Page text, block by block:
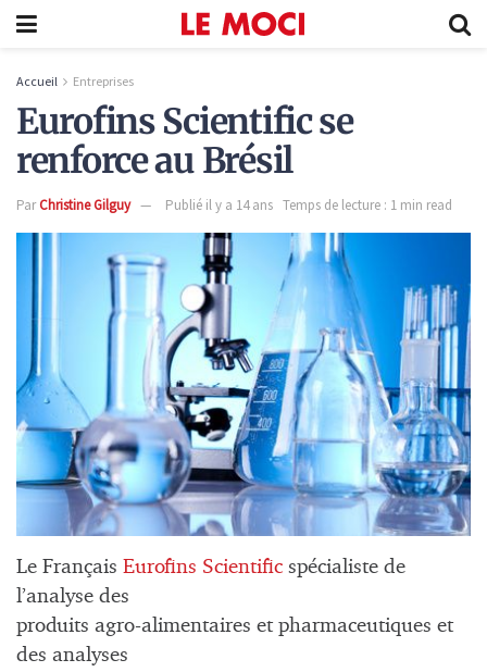
Accueil Entreprises
Eurofins Scientific se
renforce au Brésil
ParChristine Gilguy Publié il y a 14 ans Temps de lecture : 1 min read
Le Français Eurofins Scientific spécialiste de
l’analyse des
produits agro-alimentaires et pharmaceutiques et
des analyses